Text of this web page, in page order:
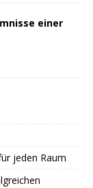
einer
jeden Raum